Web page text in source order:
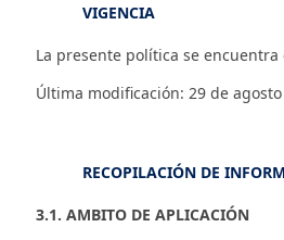
VIGENCIA
La presente política se
Última modificación: 29 de
RECOPILACIÓN DE
3.1. AMBITO DE APLICACIÓN